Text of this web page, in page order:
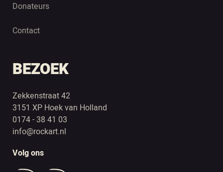
Donateurs
Contact
BEZOEK
Zekkenstraat 42
3151 XP Hoek van Holland
0174 - 38 41 03
info@rockart.nl
Volg ons